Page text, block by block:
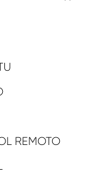
REMOTO